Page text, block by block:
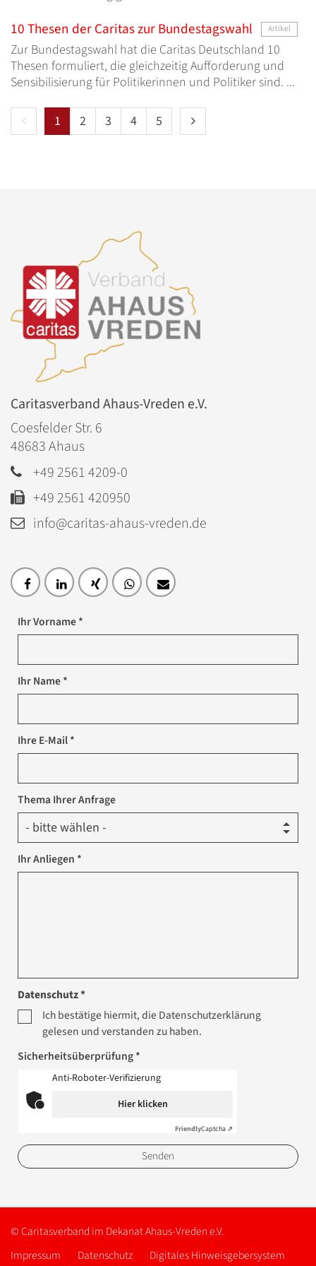
10 Thesen der Caritas zur Bundestagswahl Artikel
Zur Bundestagswahl hat die Caritas Deutschland 10
Thesen formuliert, die gleichzeitig Aufforderung und
Sensibilisierung für Politikerinnen und Politiker sind. ...
Vorherige Seite
1 2 3 4 5 Nächste Seite
Ihr Vorname *
Ihr Name *
Ihre E-Mail *
Thema Ihrer Anfrage
Ihr Anliegen *
Datenschutz *
Ich bestätige hiermit, die Datenschutzerklärung
gelesen und verstanden zu haben.
Sicherheitsüberprüfung *
Anti-Roboter-Verifizierung
Hier klicken
FriendlyCaptcha ⇗
Caritasverband Ahaus-Vreden e.V.
Coesfelder Str. 6
48683Ahaus
+49 2561 4209-0
+49 2561 420950
info@caritas-ahaus-vreden.de
© Caritasverband im Dekanat Ahaus-Vreden e.V.
Impressum
Datenschutz
Digitales Hinweisgebersystem